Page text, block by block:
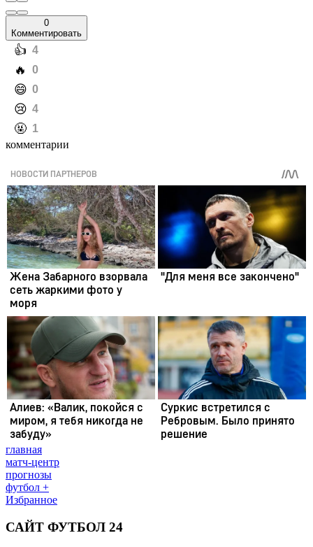
0
Комментировать
️👍 4
️🔥 0
️😄 0
️😢 4
️🤬 1
комментарии
главная
матч-центр
прогнозы
футбол +
Избранное
САЙТ ФУТБОЛ 24